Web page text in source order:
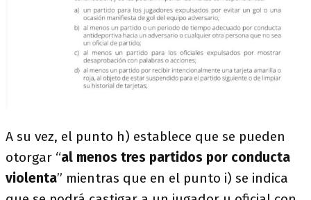
A su vez, el punto h) establece que se pueden
otorgar “al menos tres partidos por conducta
violenta” mientras que en el punto i) se indica